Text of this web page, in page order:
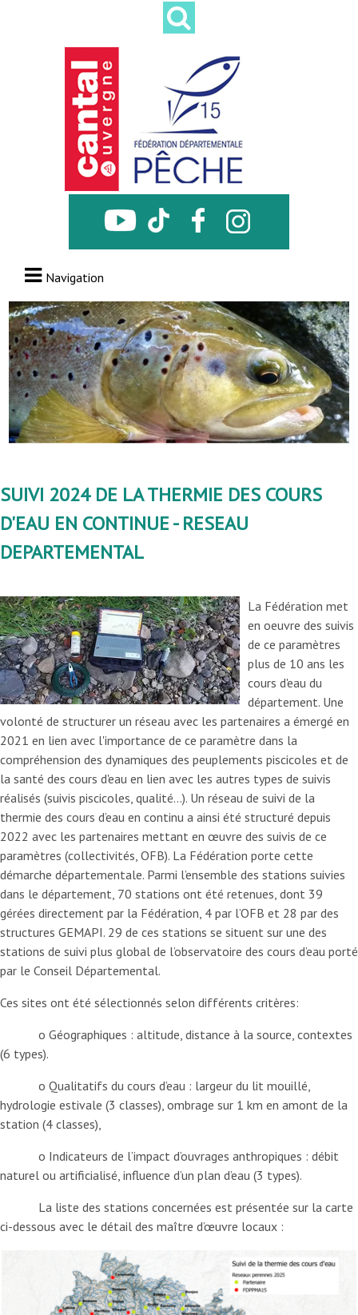
Navigation
SUIVI 2024 DE LA THERMIE DES COURS
D'EAU EN CONTINUE - RESEAU
DEPARTEMENTAL
La Fédération met
en oeuvre des suivis
de ce paramètres
plus de 10 ans les
cours d'eau du
département. Une
volonté de structurer un réseau avec les partenaires a émergé en
2021 en lien avec l'importance de ce paramètre dans la
compréhension des dynamiques des peuplements piscicoles et de
la santé des cours d'eau en lien avec les autres types de suivis
réalisés (suivis piscicoles, qualité...). Un réseau de suivi de la
thermie des cours d’eau en continu a ainsi été structuré depuis
2022 avec les partenaires mettant en œuvre des suivis de ce
paramètres (collectivités, OFB). La Fédération porte cette
démarche départementale. Parmi l’ensemble des stations suivies
dans le département, 70 stations ont été retenues, dont 39
gérées directement par la Fédération, 4 par l’OFB et 28 par des
structures GEMAPI. 29 de ces stations se situent sur une des
stations de suivi plus global de l’observatoire des cours d’eau porté
par le Conseil Départemental.
Ces sites ont été sélectionnés selon différents critères:
o Géographiques : altitude, distance à la source, contextes
(6 types).
o Qualitatifs du cours d’eau : largeur du lit mouillé,
hydrologie estivale (3 classes), ombrage sur 1 km en amont de la
station (4 classes),
o Indicateurs de l’impact d’ouvrages anthropiques : débit
naturel ou artificialisé, influence d’un plan d’eau (3 types).
La liste des stations concernées est présentée sur la carte
ci-dessous avec le détail des maître d’œuvre locaux :